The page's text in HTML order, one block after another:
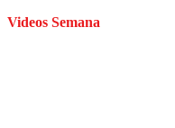
Videos Semana